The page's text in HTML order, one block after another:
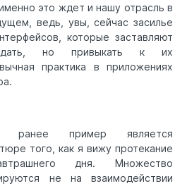
это ждет и нашу отрасль в
ведь, увы, сейчас засилье
которые заставляют
но привыкать к их
практика в приложениях
ранее пример является
того, как я вижу протекание
дня. Множество
не на взаимодействии